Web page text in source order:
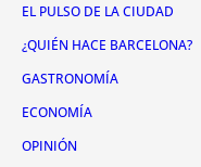
EL PULSO DE LA CIUDAD
¿QUIÉN HACE BARCELONA?
GASTRONOMÍA
ECONOMÍA
OPINIÓN